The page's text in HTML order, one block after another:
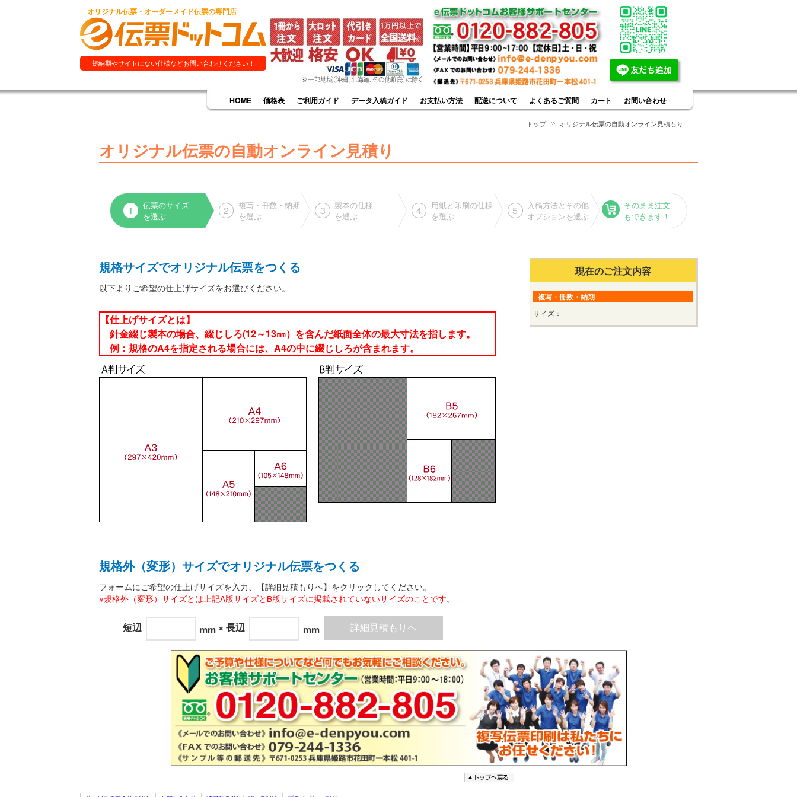
オリジナル伝票・オーダーメイド伝票の専門店
短納期やサイトにない仕様などお問い合わせください！
HOME 価格表 ご利用ガイド データ入稿ガイド お支払い方法 配送について よくあるご質問 カート お問い合わせ
トップ オリジナル伝票の自動オンライン見積もり
オリジナル伝票の自動オンライン見積り
1
伝票のサイズ
を選ぶ
2
複写・冊数・納期
を選ぶ
3
製本の仕様
を選ぶ
4
用紙と印刷の仕様
を選ぶ
5
入稿方法とその他
オプションを選ぶ
そのまま注文
もできます！
現在のご注文内容
複写・冊数・納期
サイズ：
規格サイズでオリジナル伝票をつくる
以下よりご希望の仕上げサイズをお選びください。
【仕上げサイズとは】
針金綴じ製本の場合、綴じしろ(12～13㎜）を含んだ紙面全体の最大寸法を指します。
例：規格のA4を指定される場合には、A4の中に綴じしろが含まれます。
規格外（変形）サイズでオリジナル伝票をつくる
フォームにご希望の仕上げサイズを入力、【詳細見積もりへ】をクリックしてください。
※規格外（変形）サイズとは上記A版サイズとB版サイズに掲載されていないサイズのことです。
短辺 mm ×長辺 mm